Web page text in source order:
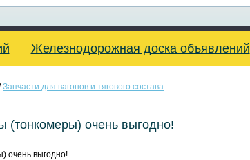
Железнодорожная доска объявлений
Запчасти для вагонов и тягового состава
(тонкомеры) очень выгодно!
очень выгодно!